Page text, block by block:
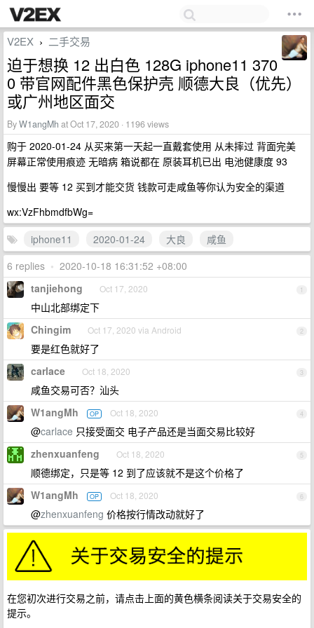
V2EX › 二手交易
迫于想换 12 出白色 128G iphone11 370
0 带官网配件黑色保护壳 顺德大良（优先）
或广州地区面交
ByW1angMh at Oct 17, 2020 · 1196 views
购于 2020-01-24 从买来第一天起一直戴套使用 从未摔过 背面完美
屏幕正常使用痕迹 无暗病 箱说都在 原装耳机已出 电池健康度 93
慢慢出 要等 12 买到才能交货 钱款可走咸鱼等你认为安全的渠道
wx:VzFhbmdfbWg=
iphone11
2020-01-24 大良
咸鱼
6 replies • 2020-10-18 16:31:52 +08:00
1
tanjiehong Oct 17, 2020
中山北部绑定下
2
Chingim Oct 17, 2020 via Android
要是红色就好了
3
carlace Oct 18, 2020
咸鱼交易可否？汕头
4
W1angMh OP Oct 18, 2020
@carlace 只接受面交 电子产品还是当面交易比较好
5
zhenxuanfeng Oct 18, 2020
顺德绑定，只是等 12 到了应该就不是这个价格了
6
W1angMh OP Oct 18, 2020
@zhenxuanfeng 价格按行情改动就好了
在您初次进行交易之前，请点击上面的黄色横条阅读关于交易安全的
提示。